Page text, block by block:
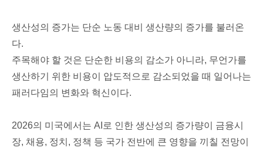
생산성의 증가는 단순 노동 대비 생산량의 증가를 불러온
다.
주목해야 할 것은 단순한 비용의 감소가 아니라, 무언가를
생산하기 위한 비용이 압도적으로 감소되었을 때 일어나는
패러다임의 변화와 혁신이다.
2026의 미국에서는 AI로 인한 생산성의 증가량이 금융시
장, 채용, 정치, 정책 등 국가 전반에 큰 영향을 끼칠 전망이